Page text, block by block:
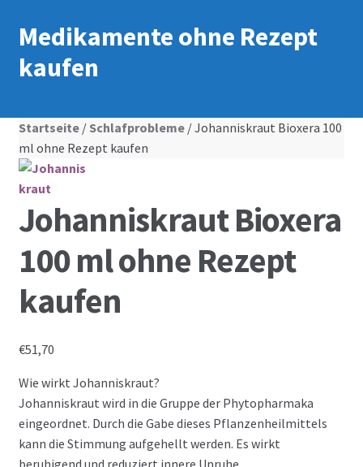
Medikamente ohne Rezept
kaufen
Startseite/ Schlafprobleme/ Johanniskraut Bioxera 100
ml ohne Rezept kaufen
Johanniskraut Bioxera
100 ml ohne Rezept
kaufen
€51,70
Wie wirkt Johanniskraut?
Johanniskraut wird in die Gruppe der Phytopharmaka
eingeordnet. Durch die Gabe dieses Pflanzenheilmittels
kann die Stimmung aufgehellt werden. Es wirkt
beruhigend und reduziert innere Unruhe.